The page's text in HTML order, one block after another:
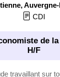
,
CDI
de
H/F
travaillant sur